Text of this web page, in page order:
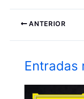
ANTERIOR
Entradas